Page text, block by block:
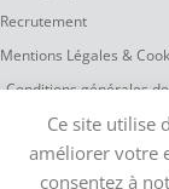
Ce site utilise
améliorer votre
consentez à
Recrutement
Mentions Légales &
Conditions générales
Règlement Intérieur